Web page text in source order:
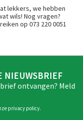
lekkers, we hebben
wils! Nog vragen?
op 073 220 0051
NIEUWSBRIEF
ontvangen? Meld
privacy policy.